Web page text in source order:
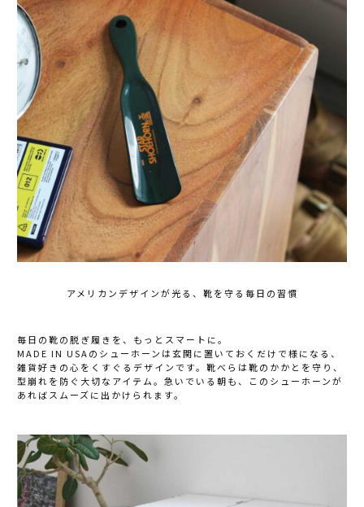
アメリカンデザインが光る、靴を守る毎日の習慣
毎日の靴の脱ぎ履きを、もっとスマートに。
MADE IN USAのシューホーンは玄関に置いておくだけで様になる、
雑貨好きの心をくすぐるデザインです。靴べらは靴のかかとを守り、
型崩れを防ぐ大切なアイテム。急いでいる朝も、このシューホーンが
あればスムーズに出かけられます。